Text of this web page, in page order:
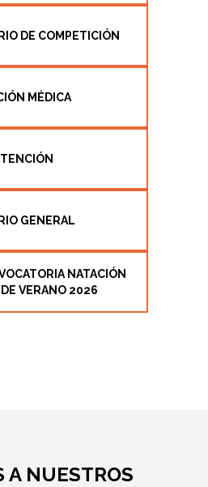
DE COMPETICIÓN
MÉDICA
GENERAL
NATACIÓN
DE VERANO 2026
A NUESTROS